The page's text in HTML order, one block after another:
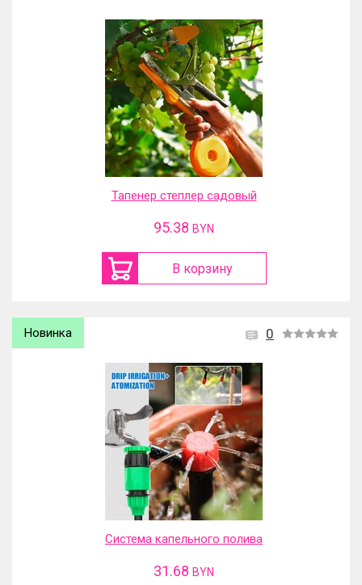
Тапенер степлер садовый
95.38 BYN
В корзину
0
Новинка
Система капельного полива
31.68 BYN